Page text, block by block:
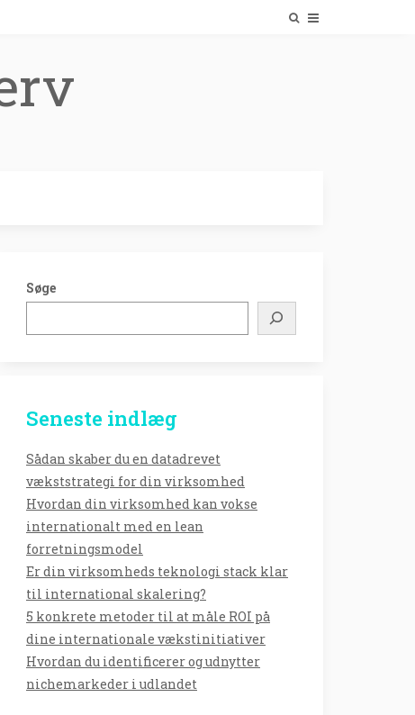
Søge
Seneste indlæg
Sådan skaber du en datadrevet
vækststrategi for din virksomhed
Hvordan din virksomhed kan vokse
internationalt med en lean
forretningsmodel
Er din virksomheds teknologi stack klar
til international skalering?
5 konkrete metoder til at måle ROI på
dine internationale vækstinitiativer
Hvordan du identificerer og udnytter
nichemarkeder i udlandet